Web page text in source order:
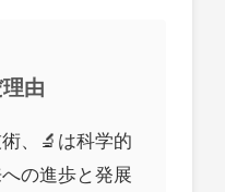
由
、🔬は科学的
の進歩と発展